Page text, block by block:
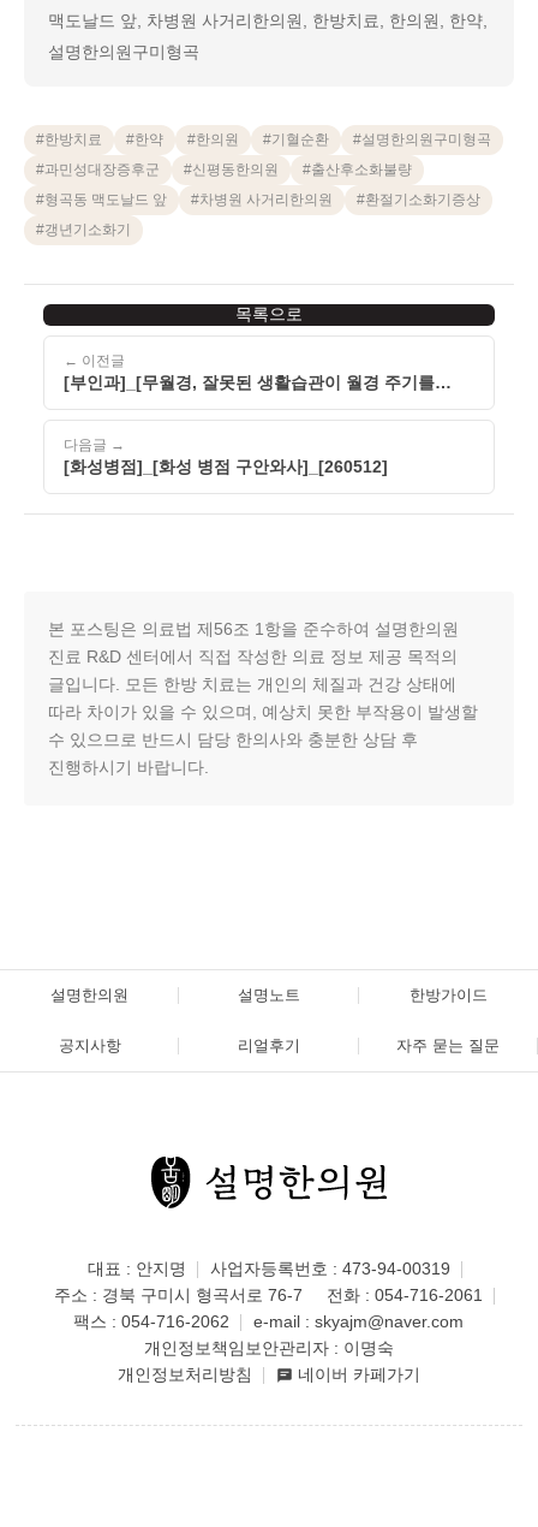
맥도날드 앞, 차병원 사거리한의원, 한방치료, 한의원, 한약,
설명한의원구미형곡
#한방치료 #한약 #한의원 #기혈순환 #설명한의원구미형곡
#과민성대장증후군 #신평동한의원 #출산후소화불량
#형곡동 맥도날드 앞 #차병원 사거리한의원 #환절기소화기증상
#갱년기소화기
← 이전글
[부인과]_[무월경, 잘못된 생활습관이 월경 주기를
흐트러뜨릴 수 있습니다]_[260512]
목록으로
다음글 →
[화성병점]_[화성 병점 구안와사]_[260512]
본 포스팅은 의료법 제56조 1항을 준수하여 설명한의원
진료 R&D 센터에서 직접 작성한 의료 정보 제공 목적의
글입니다. 모든 한방 치료는 개인의 체질과 건강 상태에
따라 차이가 있을 수 있으며, 예상치 못한 부작용이 발생할
수 있으므로 반드시 담당 한의사와 충분한 상담 후
진행하시기 바랍니다.
설명한의원 설명노트 한방가이드
공지사항 리얼후기 자주 묻는 질문
대표 : 안지명
사업자등록번호 : 473-94-00319
주소 : 경북 구미시 형곡서로 76-7
전화 :054-716-2061
팩스 : 054-716-2062
e-mail :skyajm@naver.com
개인정보책임보안관리자 : 이명숙
개인정보처리방침
네이버 카페가기